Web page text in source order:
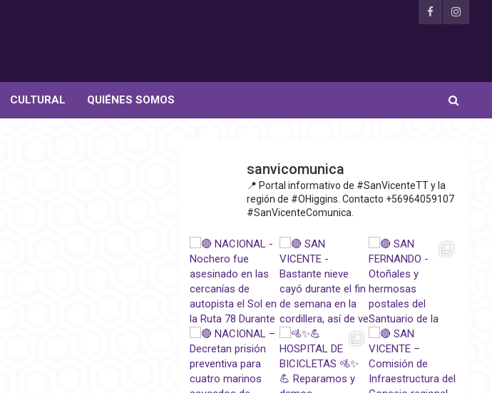
CULTURAL QUIÉNES SOMOS
sanvicomunica
📍 Portal informativo de #SanVicenteTT y la
región de #OHiggins. Contacto +56964059107
#SanVicenteComunica.